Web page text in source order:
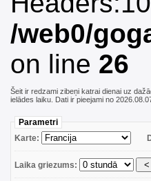
/web0/
on line 26
Šeit ir redzami zibeņi katrai dienai uz
ielādes laiku. Dati ir pieejami no
Parametri
Karte:
Laika griezums: